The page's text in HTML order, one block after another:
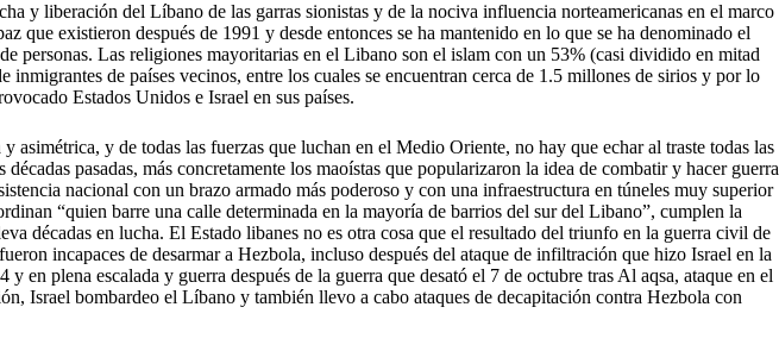
y liberación del Líbano de las garras sionistas y de la nociva influencia norteamericanas en el marco
existieron después de 1991 y desde entonces se ha mantenido en lo que se ha denominado el
personas. Las religiones mayoritarias en el Libano son el islam con un 53% (casi dividido en mitad
de países vecinos, entre los cuales se encuentran cerca de 1.5 millones de sirios y por lo
Estados Unidos e Israel en sus países.
y de todas las fuerzas que luchan en el Medio Oriente, no hay que echar al traste todas las
pasadas, más concretamente los maoístas que popularizaron la idea de combatir y hacer guerra
nacional con un brazo armado más poderoso y con una infraestructura en túneles muy superior
“quien barre una calle determinada en la mayoría de barrios del sur del Libano”, cumplen la
décadas en lucha. El Estado libanes no es otra cosa que el resultado del triunfo en la guerra civil de
incapaces de desarmar a Hezbola, incluso después del ataque de infiltración que hizo Israel en la
plena escalada y guerra después de la guerra que desató el 7 de octubre tras Al aqsa, ataque en el
Israel bombardeo el Líbano y también llevo a cabo ataques de decapitación contra Hezbola con